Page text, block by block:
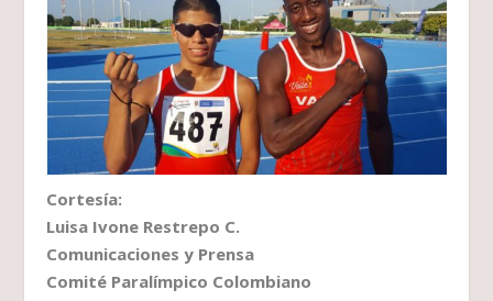
Cortesía:
Luisa Ivone Restrepo C.
Comunicaciones y Prensa
Comité Paralímpico Colombiano